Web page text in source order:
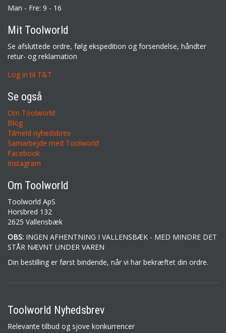
Man - Fre: 9 - 16
Mit Toolworld
Se afsluttede ordre, følg ekspedition og forsendelse, håndter
retur- og reklamation
Log in til T&T
Se også
Om Toolworld
Blog
Tilmeld nyhedsbrev
Samarbejde med Toolworld
Facebook
Instagram
Om Toolworld
Toolworld ApS
Horsbred 132
2625 Vallensbæk
OBS: INGEN AFHENTNING I VALLENSBÆK - MED MINDRE DET
STÅR NÆVNT UNDER VAREN
Din bestilling er først bindende, når vi har bekræftet din ordre.
Toolworld Nyhedsbrev
Relevante tilbud og sjove konkurrencer